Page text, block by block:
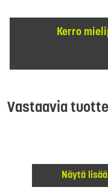
Kerro
Vastaavia
Näytä